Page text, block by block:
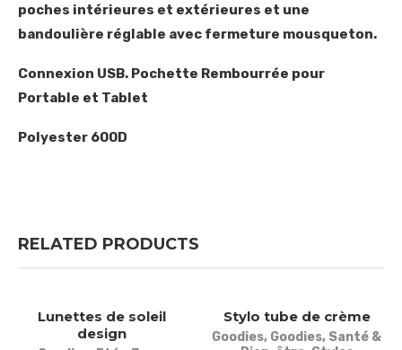
poches intérieures et extérieures et une
bandoulière réglable avec fermeture mousqueton.
Connexion USB. Pochette Rembourrée pour
Portable et Tablet
Polyester 600D
RELATED PRODUCTS
Lunettes de soleil
design
Stylo tube de crème
Goodies, Goodies, Santé &